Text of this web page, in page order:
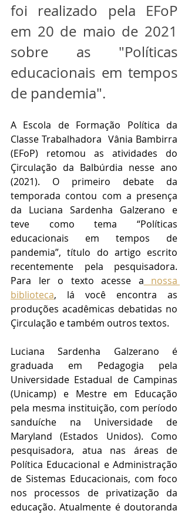
foi realizado pela EFoP
em 20 de maio de 2021
sobre as "Políticas
educacionais em tempos
de pandemia".
A Escola de Formação Política da
Classe Trabalhadora  Vânia Bambirra
(EFoP) retomou as atividades do
Çirculação da Balbúrdia nesse ano
(2021). O primeiro debate da
temporada contou com a presença
da Luciana Sardenha Galzerano e
teve como tema “Políticas
educacionais em tempos de
pandemia”, título do artigo escrito
recentemente pela pesquisadora.
Para ler o texto acesse a nossa
biblioteca, lá você encontra as
produções acadêmicas debatidas no
Çirculação e também outros textos.
Luciana Sardenha Galzerano é
graduada em Pedagogia pela
Universidade Estadual de Campinas
(Unicamp) e Mestre em Educação
pela mesma instituição, com período
sanduíche na Universidade de
Maryland (Estados Unidos). Como
pesquisadora, atua nas áreas de
Política Educacional e Administração
de Sistemas Educacionais, com foco
nos processos de privatização da
educação. Atualmente é doutoranda